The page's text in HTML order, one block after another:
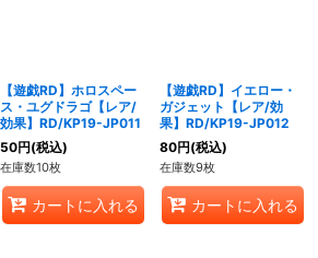
【遊戯RD】ホロスペー
ス・ユグドラゴ【レア/
効果】RD/KP19-JP011
50円(税込)
在庫数10枚
カートに入れる
【遊戯RD】イエロー・
ガジェット【レア/効
果】RD/KP19-JP012
80円(税込)
在庫数9枚
カートに入れる